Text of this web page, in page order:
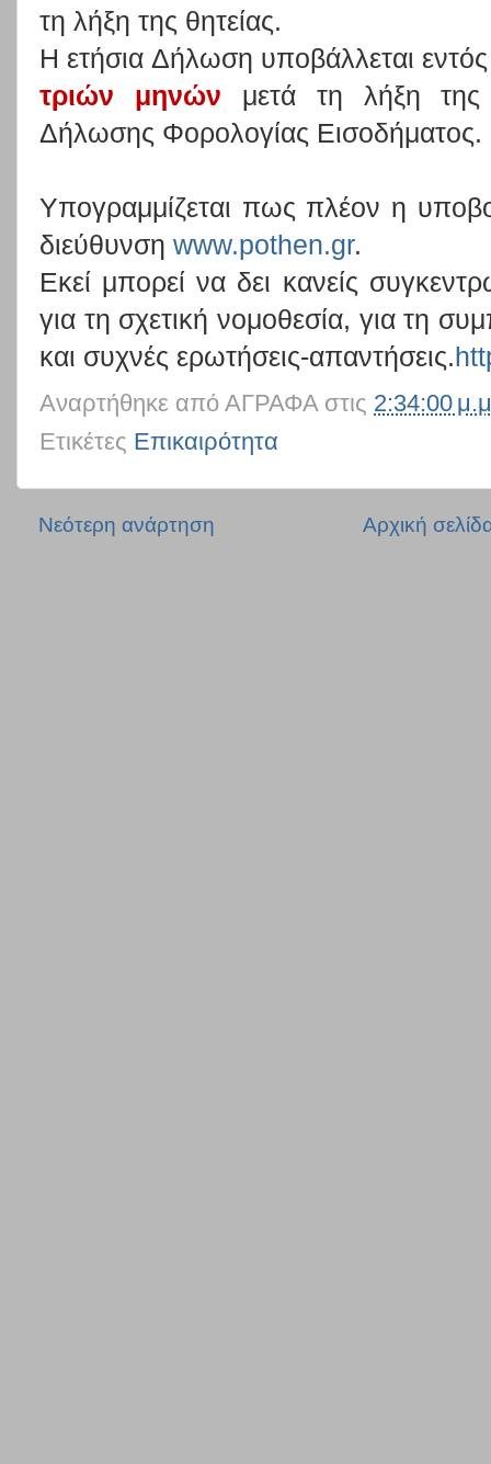
τη λήξη της θητείας.
Η ετήσια Δήλωση υποβάλλεται
τριών μηνών
μετά τη λήξη
Δήλωσης Φορολογίας Εισοδήματος.
Υπογραμμίζεται πως πλέον η
διεύθυνση www.pothen.gr.
Εκεί μπορεί να δει κανείς
για τη σχετική νομοθεσία, για τη
και συχνές ερωτήσεις-απαντήσεις.
Αναρτήθηκε από ΑΓΡΑΦΑ στις 2:34:00
Ετικέτες Επικαιρότητα
Νεότερη ανάρτηση Αρχική